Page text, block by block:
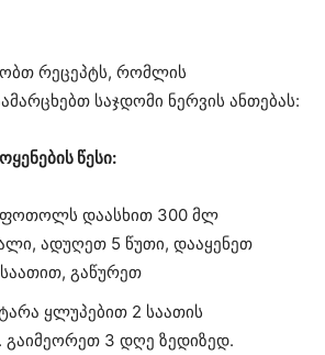
რეცეპტს, რომლის
საჯდომი ნერვის ანთებას:
წესი:
დაასხით 300 მლ
ადუღეთ 5 წუთი, დააყენეთ
გაწურეთ
ყლუპებით 2 საათის
გაიმეორეთ 3 დღე ზედიზედ.